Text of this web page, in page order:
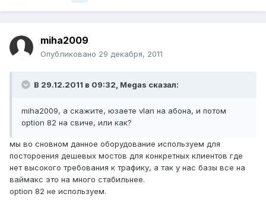
miha2009
Опубликовано 29 декабря, 2011
В 29.12.2011 в 09:32, Megas сказал:
miha2009, а скажите, юзаете vlan на абона, и потом
option 82 на свиче, или как?
мы во сновном данное оборудование используем для
постороения дешевых мостов для конкретных клиентов где
нет высокого требования к трафику, а так у нас базы все на
ваймакс это на много стабильнее.
option 82 не используем.